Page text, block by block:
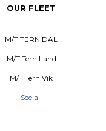
OUR FLEET
M/T TERN DAL
M/T Tern Land
M/T Tern Vik
See all